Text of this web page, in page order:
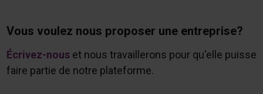
Vous voulez nous proposer une entreprise?
Écrivez-nouset nous travaillerons pour qu'elle puisse
faire partie de notre plateforme.